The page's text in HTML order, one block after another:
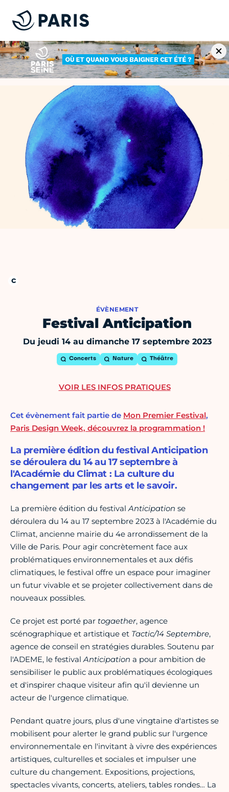
ÉVÈNEMENT
Festival Anticipation
Du jeudi 14 au dimanche 17 septembre 2023
Concerts Nature Théâtre
Cet évènement fait partie de Mon Premier Festival,
Paris Design Week, découvrez la programmation !
La première édition du festival Anticipation
se déroulera du 14 au 17 septembre à
l'Académie du Climat : La culture du
changement par les arts et le savoir.
La première édition du festivalAnticipation se
déroulera du 14 au 17 septembre 2023 à l'Académie du
Climat, ancienne mairie du 4e arrondissement de la
Ville de Paris. Pour agir concrètement face aux
problématiques environnementales et aux défis
climatiques, le festival offre un espace pour imaginer
un futur vivable et se projeter collectivement dans de
nouveaux possibles.
Ce projet est porté par togaether, agence
scénographique et artistique et Tactic/14 Septembre,
agence de conseil en stratégies durables. Soutenu par
l'ADEME, le festivalAnticipation a pour ambition de
sensibiliser le public aux problématiques écologiques
et d'inspirer chaque visiteur afin qu'il devienne un
acteur de l'urgence climatique.
Pendant quatre jours, plus d'une vingtaine d'artistes se
mobilisent pour alerter le grand public sur l'urgence
environnementale en l'invitant à vivre des expériences
artistiques, culturelles et sociales et impulser une
culture du changement. Expositions, projections,
spectacles vivants, concerts, ateliers, tables rondes… La
VOIR LES INFOS PRATIQUES